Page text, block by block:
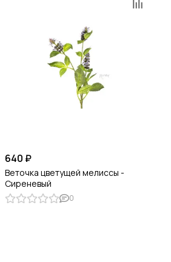
640 ₽
Веточка цветущей мелиссы -
Сиреневый
0